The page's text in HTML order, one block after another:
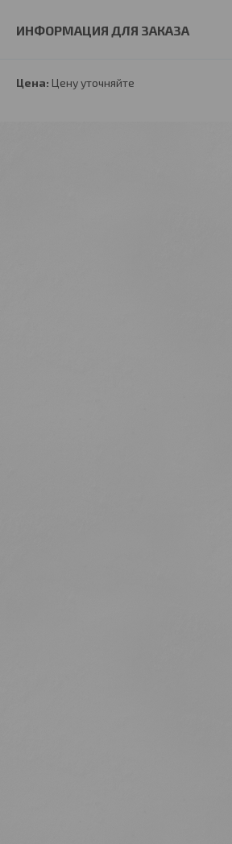
ИНФОРМАЦИЯ ДЛЯ ЗАКАЗА
Цена: Цену уточняйте